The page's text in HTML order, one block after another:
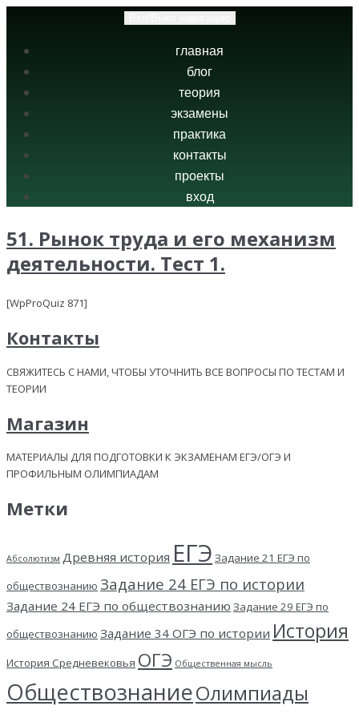
главная
блог
теория
экзамены
практика
контакты
проекты
вход
51. Рынок труда и его механизм
деятельности. Тест 1.
[WpProQuiz 871]
Контакты
СВЯЖИТЕСЬ С НАМИ, ЧТОБЫ УТОЧНИТЬ ВСЕ ВОПРОСЫ ПО ТЕСТАМ И
ТЕОРИИ
Магазин
МАТЕРИАЛЫ ДЛЯ ПОДГОТОВКИ К ЭКЗАМЕНАМ ЕГЭ/ОГЭ И
ПРОФИЛЬНЫМ ОЛИМПИАДАМ
Метки
Абсолютизм Древняя история ЕГЭ Задание 21 ЕГЭ по
обществознанию Задание 24 ЕГЭ по истории
Задание 24 ЕГЭ по обществознанию Задание 29 ЕГЭ по
обществознанию Задание 34 ОГЭ по истории История
История Средневековья ОГЭ Общественная мысль
ОбществознаниеОлимпиады